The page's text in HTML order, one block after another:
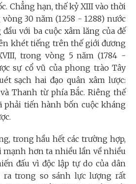
Chẳng hạn, thế kỷ XIII vào thời
30 năm (1258 - 1288) nước
với ba cuộc xâm lăng của đế
khét tiếng trên thế giới đương
trong vòng 5 năm (1784 -
sự cổ vũ của phong trào Tây
sạch hai đạo quân xâm lược:
Thanh từ phía Bắc. Riêng thế
phải tiến hành bốn cuộc kháng
trong hầu hết các trường hợp,
mạnh hơn ta nhiều lần về nhiều
đấu vì độc lập tự do của dân
ra trong so sánh lực lượng rất